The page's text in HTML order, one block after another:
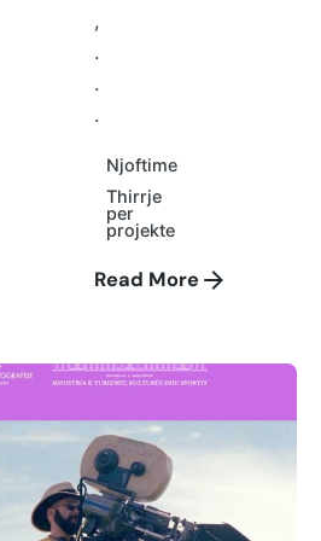
,
.
.
.
Njoftime
Thirrje
per
projekte
Read More